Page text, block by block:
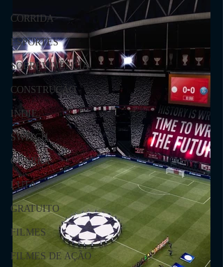
CORRIDA
ESPORTES
SOBREVIVÊNCIA
CONSTRUÇÃO
INDIE
SWITCH
GUERRA
LUTA
GRATUITO
FILMES
FILMES DE AÇÃO